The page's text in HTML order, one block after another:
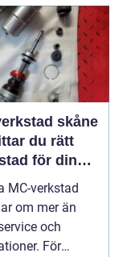
skåne
du rätt
för din
MC-verkstad
om mer än
och
För